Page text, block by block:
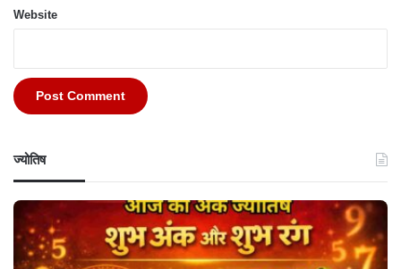
Website
ज्योतिष